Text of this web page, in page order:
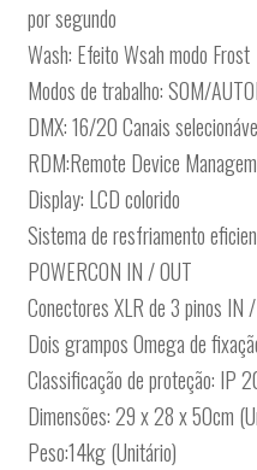
por segundo
Wash: Efeito Wsah modo Frost
Modos de trabalho: SOM/
DMX: 16/20 Canais
RDM:Remote Device
Display: LCD colorido
Sistema de resfriamento
POWERCON IN / OUT
Conectores XLR de 3 pinos IN
Dois grampos Omega de
Classificação de proteção: IP
Dimensões: 29 x 28 x 50cm
Peso:14kg (Unitário)